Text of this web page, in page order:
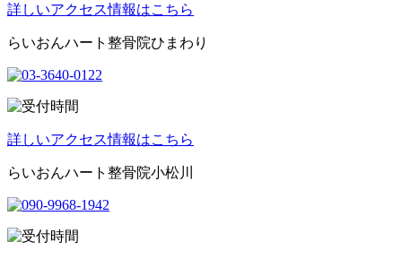
詳しいアクセス情報はこちら
らいおんハート整骨院ひまわり
詳しいアクセス情報はこちら
らいおんハート整骨院小松川